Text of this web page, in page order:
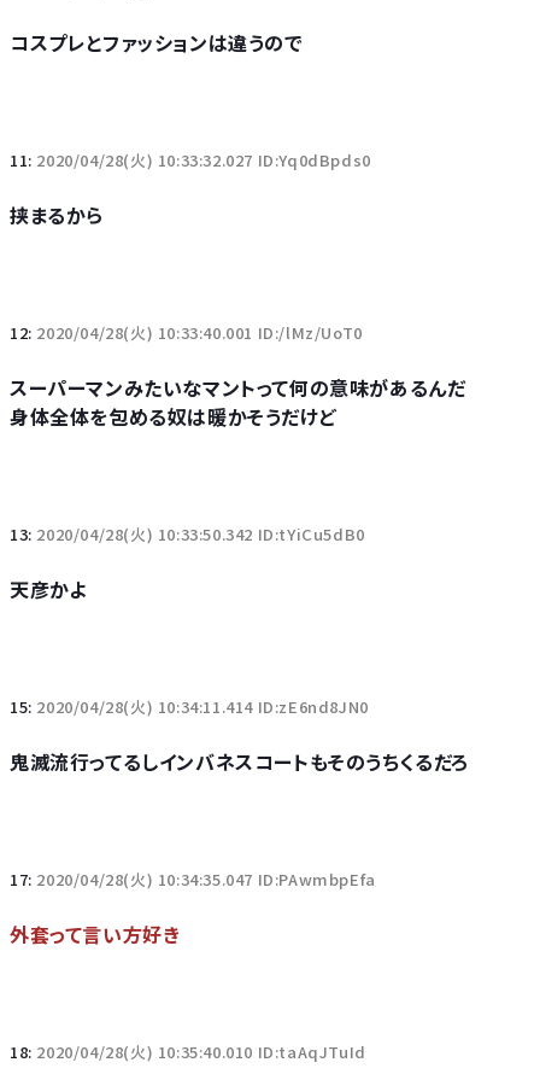
コスプレとファッションは違うので
11: 2020/04/28(火) 10:33:32.027 ID:Yq0dBpds0
挟まるから
12: 2020/04/28(火) 10:33:40.001 ID:/lMz/UoT0
スーパーマンみたいなマントって何の意味があるんだ
身体全体を包める奴は暖かそうだけど
13: 2020/04/28(火) 10:33:50.342 ID:tYiCu5dB0
天彦かよ
15: 2020/04/28(火) 10:34:11.414 ID:zE6nd8JN0
鬼滅流行ってるしインバネスコートもそのうちくるだろ
17: 2020/04/28(火) 10:34:35.047 ID:PAwmbpEfa
外套って言い方好き
18: 2020/04/28(火) 10:35:40.010 ID:taAqJTuId